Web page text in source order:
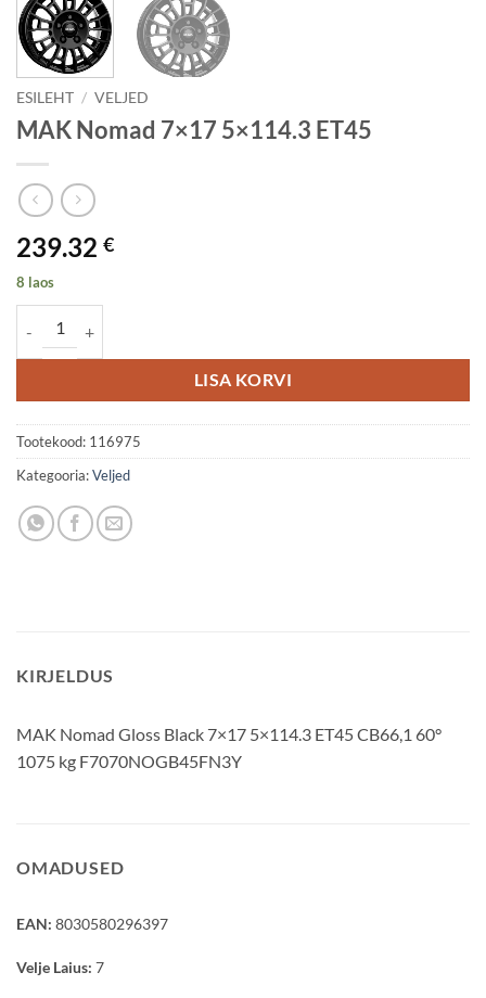
ESILEHT / VELJED
MAK Nomad 7×17 5×114.3 ET45
239.32 €
8 laos
LISA KORVI
Tootekood: 116975
Kategooria:Veljed
KIRJELDUS
MAK Nomad Gloss Black 7×17 5×114.3 ET45 CB66,1 60°
1075 kg F7070NOGB45FN3Y
OMADUSED
EAN: 8030580296397
Velje Laius: 7